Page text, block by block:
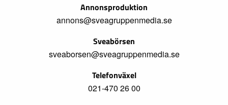
Annonsproduktion
annons@sveagruppenmedia.se
Sveabörsen
sveaborsen@sveagruppenmedia.se
Telefonväxel
021-470 26 00